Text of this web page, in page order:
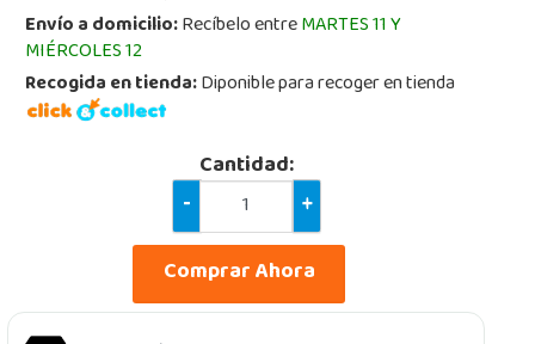
Envío a domicilio:Recíbelo entreMARTES 11 Y
MIÉRCOLES 12
Recogida en tienda:Diponible para recoger en tienda
Cantidad:
-
+
Comprar Ahora